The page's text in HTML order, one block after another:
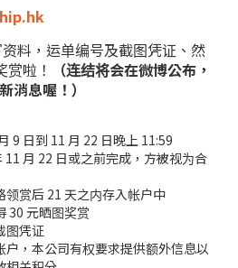
料，运单编号及截图凭证、然
啦！
（连结将会在微博公布，
消息喔！）
9 日到 11 月 22 日晚上 11:59
11 月 22 日或之前完成，方被视为合
领赏后 21 天之内存入帐户中
30 元晒图奖赏
图凭证
户，本公司有权要求提供额外信息以